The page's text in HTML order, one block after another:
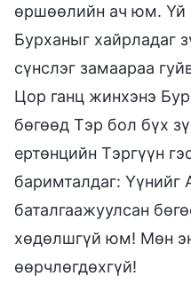
өршөөлийн ач юм. Үй
Бурханыг хайрладаг
сүнслэг замаараа
Цор ганц жинхэнэ
бөгөөд Тэр бол бүх
ертөнцийн Тэргүүн
баримталдаг: Үүнийг
баталгаажуулсан
хөдөлшгүй юм! Мөн
өөрчлөгдөхгүй!